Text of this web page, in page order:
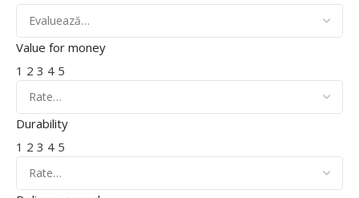
Value for money
1 2 3 4 5
Durability
1 2 3 4 5